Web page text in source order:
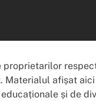
Materialul afișat
și de